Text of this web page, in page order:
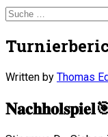
Written by Thomas